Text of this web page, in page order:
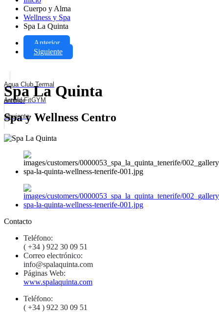
Cuerpo y Alma
Wellness y Spa
Spa La Quinta
Anterior
Siguiente
Aqua Club Termal
anterior
Arnold FitGYM
siguiente
Spa La Quinta
Spa y Wellness Centro
Contacto
Teléfono:
( +34 ) 922 30 09 51
Correo electrónico:
info@spalaquinta.com
Páginas Web:
www.spalaquinta.com
Teléfono:
( +34 ) 922 30 09 51